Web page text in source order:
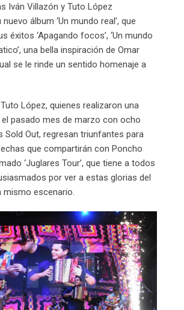
Iván Villazón y Tuto López
álbum ‘Un mundo real’, que
éxitos ‘Apagando focos’, ‘Un mundo
una bella inspiración de Omar
se le rinde un sentido homenaje a
López, quienes realizaron una
pasado mes de marzo con ocho
Sold Out, regresan triunfantes para
que compartirán con Poncho
‘Juglares Tour’, que tiene a todos
por ver a estas glorias del
mismo escenario.